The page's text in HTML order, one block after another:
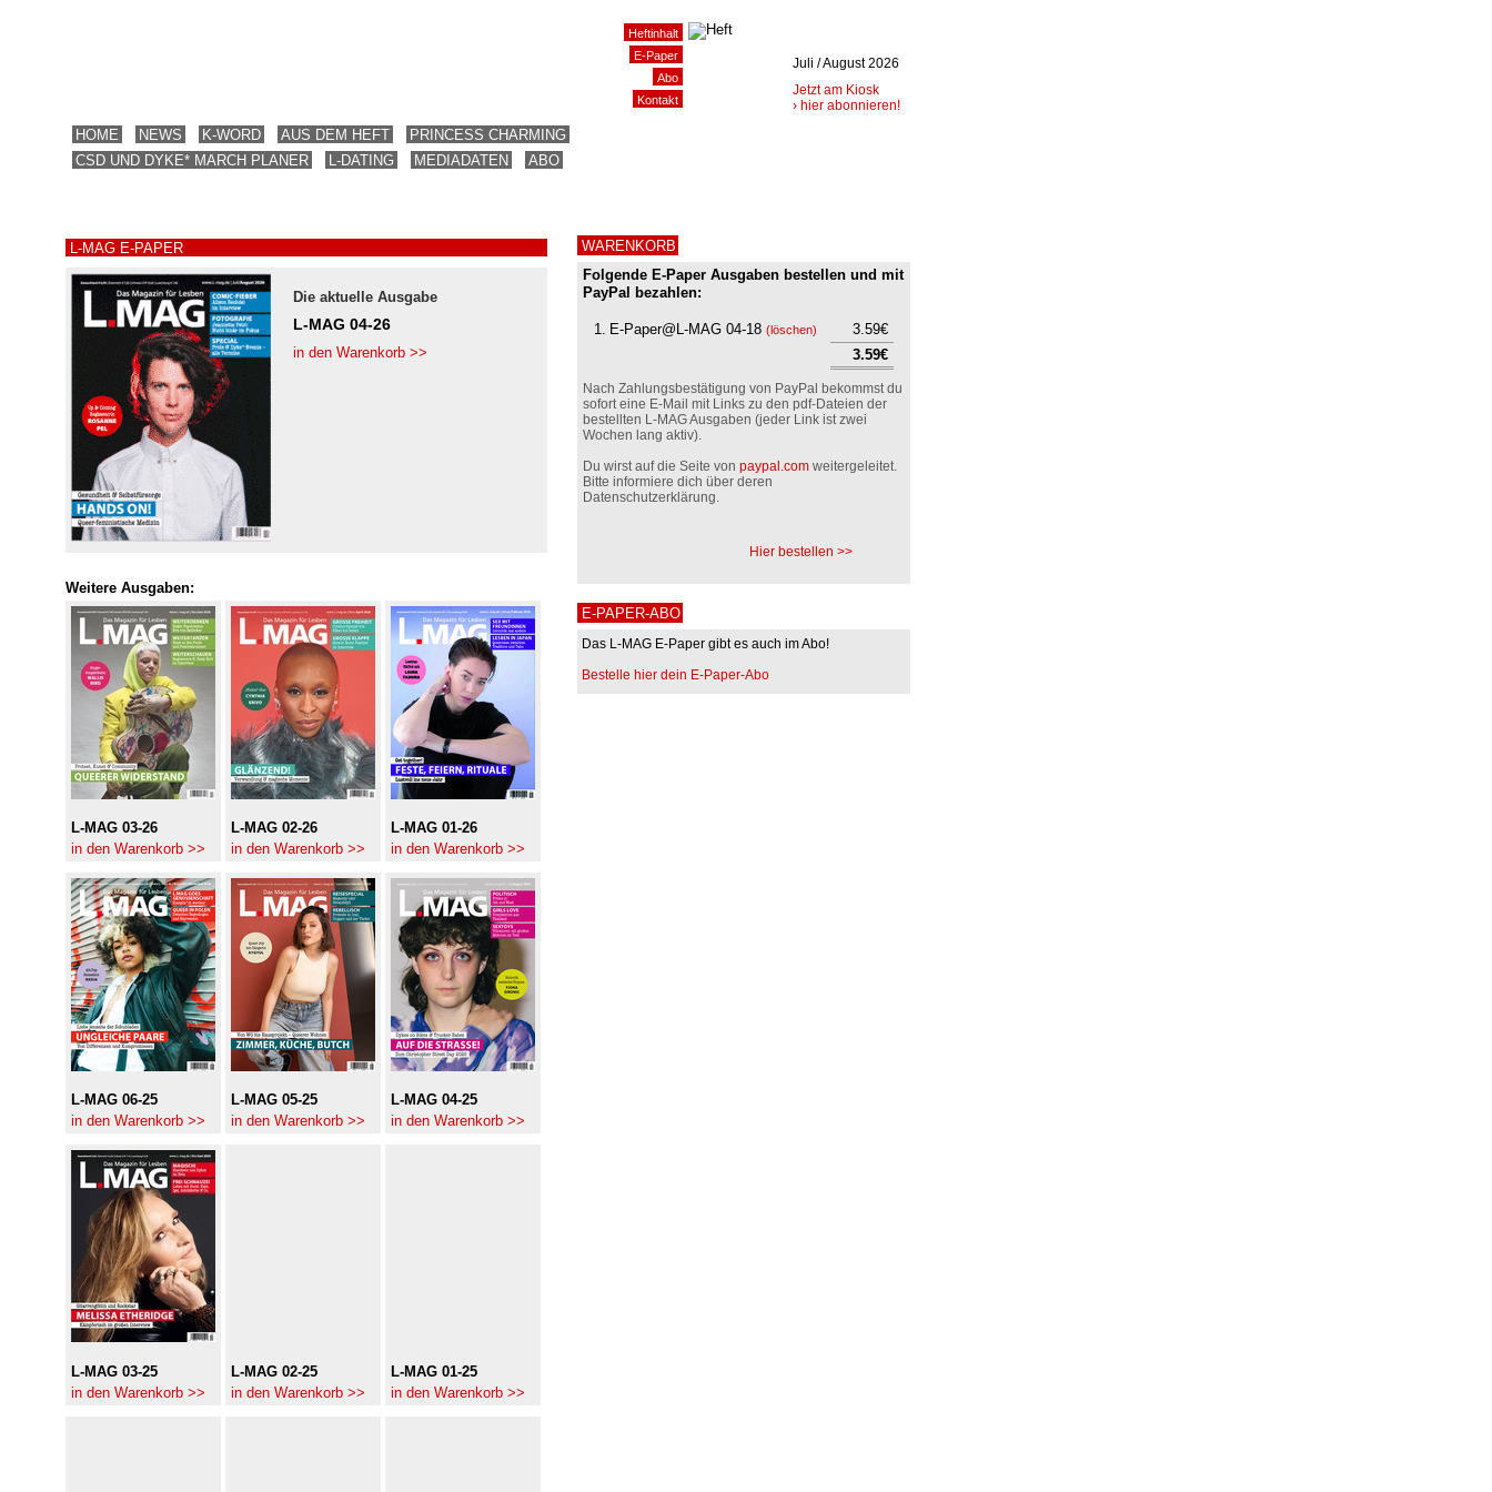
HOME NEWS K-WORD AUS DEM HEFT
PRINCESS CHARMING
CSD UND DYKE* MARCH PLANER
L-DATING MEDIADATEN ABO
L-MAG E-PAPER
Die aktuelle Ausgabe
L-MAG 04-26
in den Warenkorb >>
Weitere Ausgaben:
L-MAG 03-26
in den Warenkorb >>
L-MAG 02-26
in den Warenkorb >>
L-MAG 01-26
in den Warenkorb >>
L-MAG 06-25
in den Warenkorb >>
L-MAG 05-25
in den Warenkorb >>
L-MAG 04-25
in den Warenkorb >>
L-MAG 03-25
in den Warenkorb >>
L-MAG 02-25
in den Warenkorb >>
L-MAG 01-25
in den Warenkorb >>
WARENKORB
Folgende E-Paper Ausgaben bestellen und mit
PayPal bezahlen:
1. E-Paper@L-MAG 04-18 (löschen)
3.59€
3.59€
Nach Zahlungsbestätigung von PayPal bekommst du
sofort eine E-Mail mit Links zu den pdf-Dateien der
bestellten L-MAG Ausgaben (jeder Link ist zwei
Wochen lang aktiv).
Du wirst auf die Seite von paypal.com weitergeleitet.
Bitte informiere dich über deren
Datenschutzerklärung.
Hier bestellen >>
E-PAPER-ABO
Das L-MAG E-Paper gibt es auch im Abo!
Bestelle hier dein E-Paper-Abo
Heftinhalt
E-Paper
Abo
Kontakt
Juli / August 2026
Jetzt am Kiosk
› hier abonnieren!